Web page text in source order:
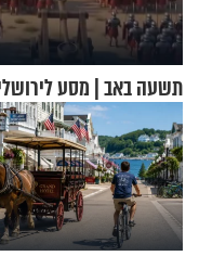
תשעה באב | מסע